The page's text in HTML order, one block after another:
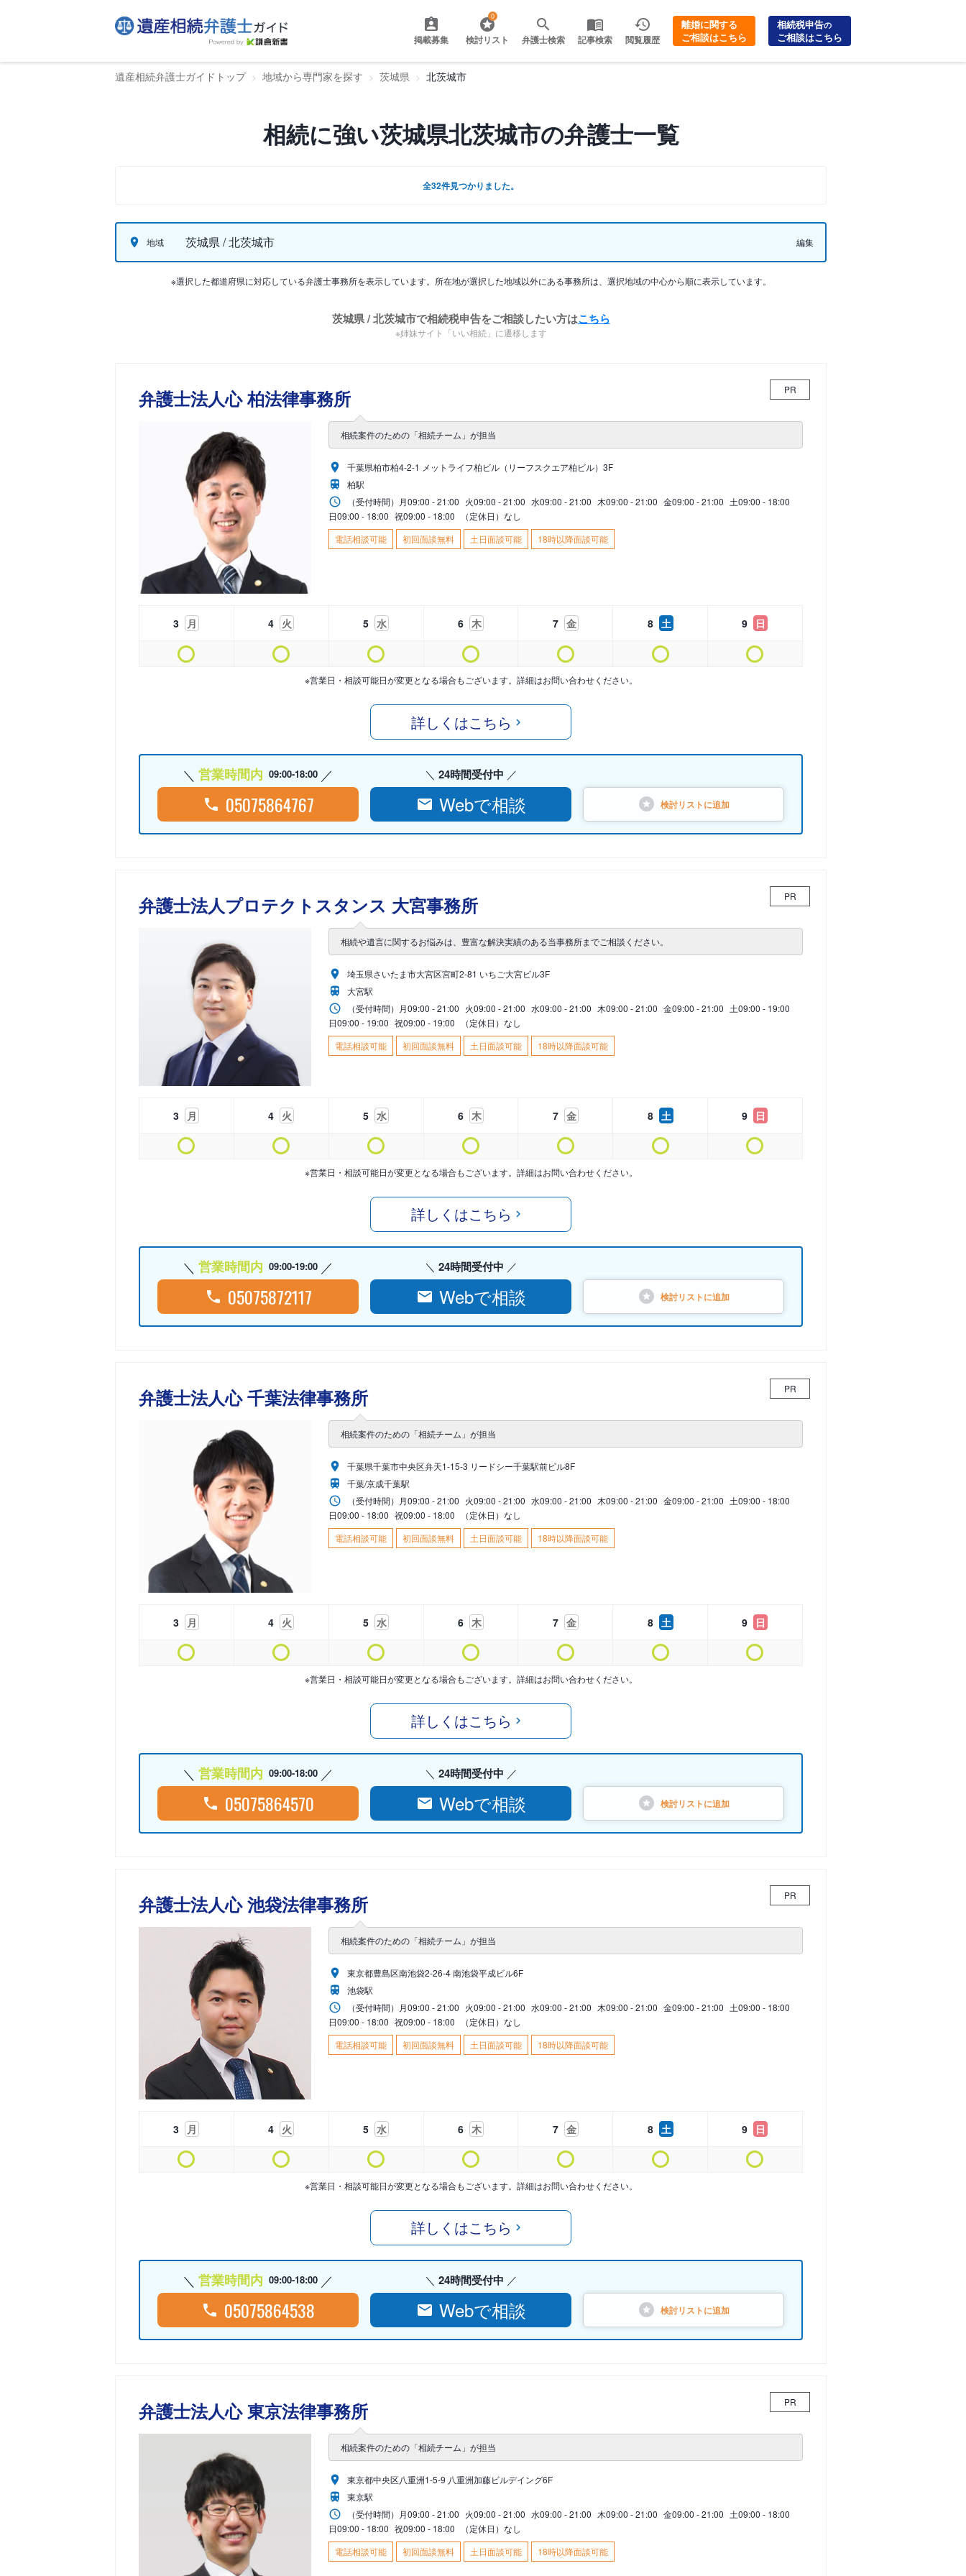
掲載募集
0
検討リスト 弁護士検索 記事検索 閲覧履歴
離婚に関する
ご相談はこちら
相続税申告の
ご相談はこちら
遺産相続弁護士ガイドトップ 地域から専門家を探す 茨城県 北茨城市
相続に強い茨城県北茨城市の弁護士一覧
全32件見つかりました。
地域 茨城県 / 北茨城市 編集
※選択した都道府県に対応している弁護士事務所を表示しています。所在地が選択した地域以外にある事務所は、選択地域の中心から順に表示しています。
茨城県 / 北茨城市で相続税申告をご相談したい方はこちら
※姉妹サイト「いい相続」に遷移します
弁護士法人心 柏法律事務所 PR
相続案件のための「相続チーム」が担当
千葉県柏市柏4-2-1 メットライフ柏ビル（リーフスクエア柏ビル）3F
柏駅
（受付時間） 月09:00 - 21:00 火09:00 - 21:00 水09:00 - 21:00 木09:00 - 21:00 金09:00 - 21:00 土09:00 - 18:00
日09:00 - 18:00 祝09:00 - 18:00
（定休日）なし
電話相談可能
初回面談無料 土日面談可能 18時以降面談可能
3 月 4 火 5 水 6 木 7 金 8 土 9 日
※営業日・相談可能日が変更となる場合もございます。詳細はお問い合わせください。
詳しくはこちら
営業時間内 09:00-18:00
05075864767
24時間受付中
Webで相談 検討リストに追加
弁護士法人プロテクトスタンス 大宮事務所 PR
相続や遺言に関するお悩みは、豊富な解決実績のある当事務所までご相談ください。
埼玉県さいたま市大宮区宮町2-81 いちご大宮ビル3F
大宮駅
（受付時間） 月09:00 - 21:00 火09:00 - 21:00 水09:00 - 21:00 木09:00 - 21:00 金09:00 - 21:00 土09:00 - 19:00
日09:00 - 19:00 祝09:00 - 19:00
（定休日）なし
電話相談可能
初回面談無料 土日面談可能 18時以降面談可能
3 月 4 火 5 水 6 木 7 金 8 土 9 日
※営業日・相談可能日が変更となる場合もございます。詳細はお問い合わせください。
詳しくはこちら
営業時間内 09:00-19:00
05075872117
24時間受付中
Webで相談 検討リストに追加
弁護士法人心 千葉法律事務所 PR
相続案件のための「相続チーム」が担当
千葉県千葉市中央区弁天1-15-3 リードシー千葉駅前ビル8F
千葉/京成千葉駅
（受付時間） 月09:00 - 21:00 火09:00 - 21:00 水09:00 - 21:00 木09:00 - 21:00 金09:00 - 21:00 土09:00 - 18:00
日09:00 - 18:00 祝09:00 - 18:00
（定休日）なし
電話相談可能
初回面談無料 土日面談可能 18時以降面談可能
3 月 4 火 5 水 6 木 7 金 8 土 9 日
※営業日・相談可能日が変更となる場合もございます。詳細はお問い合わせください。
詳しくはこちら
営業時間内 09:00-18:00
05075864570
24時間受付中
Webで相談 検討リストに追加
弁護士法人心 池袋法律事務所 PR
相続案件のための「相続チーム」が担当
東京都豊島区南池袋2-26-4 南池袋平成ビル6F
池袋駅
（受付時間） 月09:00 - 21:00 火09:00 - 21:00 水09:00 - 21:00 木09:00 - 21:00 金09:00 - 21:00 土09:00 - 18:00
日09:00 - 18:00 祝09:00 - 18:00
（定休日）なし
電話相談可能
初回面談無料 土日面談可能 18時以降面談可能
3 月 4 火 5 水 6 木 7 金 8 土 9 日
※営業日・相談可能日が変更となる場合もございます。詳細はお問い合わせください。
詳しくはこちら
営業時間内 09:00-18:00
05075864538
24時間受付中
Webで相談 検討リストに追加
弁護士法人心 東京法律事務所 PR
相続案件のための「相続チーム」が担当
東京都中央区八重洲1-5-9 八重洲加藤ビルデイング6F
東京駅
（受付時間） 月09:00 - 21:00 火09:00 - 21:00 水09:00 - 21:00 木09:00 - 21:00 金09:00 - 21:00 土09:00 - 18:00
日09:00 - 18:00 祝09:00 - 18:00
（定休日）なし
電話相談可能
初回面談無料 土日面談可能 18時以降面談可能